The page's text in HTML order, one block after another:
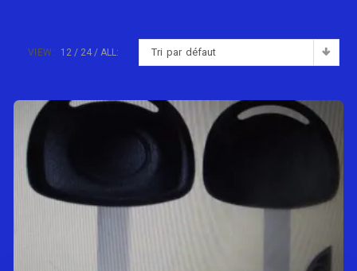
Tri par défaut
VIEW: 12 24 ALL: